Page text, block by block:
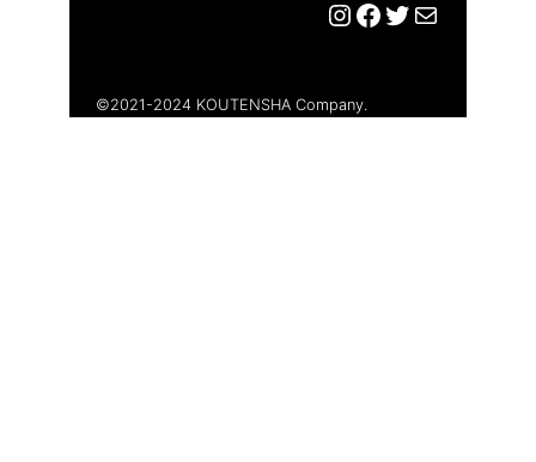
Instagram
Facebook
Twitter
メール
©︎2021-2024 KOUTENSHA Company.